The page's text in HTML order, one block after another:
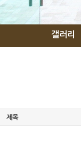
갤러리
제목